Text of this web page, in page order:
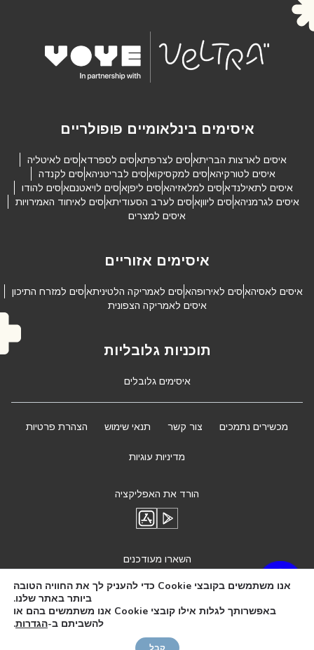
איסימים בינלאומיים פופולריים
איסים לארצות הבריתאיסים לצרפתאיסים לספרדאיסים לאיטליה
איסים לטורקיהאיסים למקסיקואיסים לבריטניהאיסים לקנדה
איסים לתאילנדאיסים למלאזיהאיסים ליפןאיסים לויאטנםאיסים להודו
איסים לגרמניהאיסים ליווןאיסים לערב הסעודיתאיסים לאיחוד האמירויות
איסים למצרים
איסימים אזוריים
איסים לאסיהאיסים לאירופהאיסים לאמריקה הלטיניתאיסים למזרח התיכון
איסים לאמריקה הצפונית
תוכניות גלובליות
איסימים גלובלים
מכשירים נתמכים צור קשר תנאי שימוש הצהרת פרטיות
מדיניות עוגיות
הורד את האפליקציה
השארו מעודכנים
אנו משתמשים בקובצי Cookie כדי להעניק לך את החוויה הטובה
ביותר באתר שלנו.
באפשרותך לגלות אילו קובצי Cookie אנו משתמשים בהם או
להשביתם ב-הגדרות.